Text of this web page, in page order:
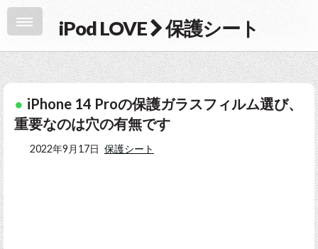
iPod LOVE 保護シート
iPhone 14 Proの保護ガラスフィルム選び、
重要なのは穴の有無です
2022年9月17日 保護シート